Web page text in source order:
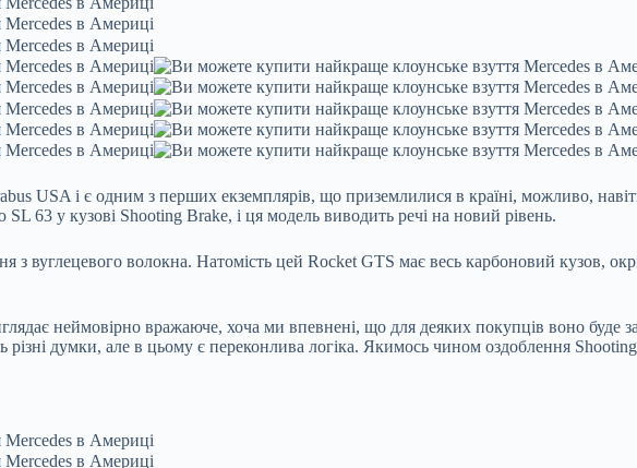
USA і є одним з перших екземплярів, що приземлилися в країні, можливо,
63 у кузові Shooting Brake, і ця модель виводить речі на новий рівень.
з вуглецевого волокна. Натомість цей Rocket GTS має весь карбоновий кузов,
неймовірно вражаюче, хоча ми впевнені, що для деяких покупців воно буде
різні думки, але в цьому є переконлива логіка. Якимось чином оздоблення